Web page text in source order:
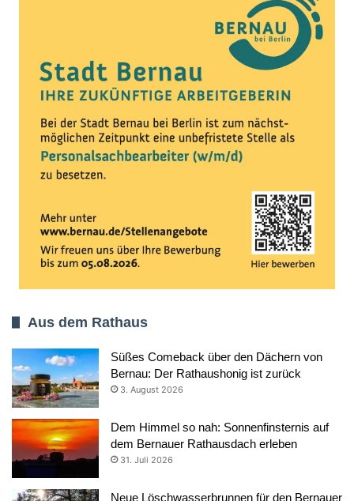
Aus dem Rathaus
Süßes Comeback über den Dächern von
Bernau: Der Rathaushonig ist zurück
3. August 2026
Dem Himmel so nah: Sonnenfinsternis auf
dem Bernauer Rathausdach erleben
31. Juli 2026
Neue Löschwasserbrunnen für den Bernauer